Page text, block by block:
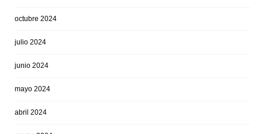
octubre 2024
julio 2024
junio 2024
mayo 2024
abril 2024